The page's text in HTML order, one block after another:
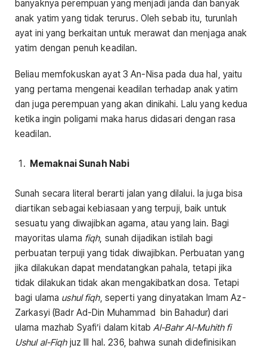
banyaknya perempuan yang menjadi janda dan banyak
anak yatim yang tidak terurus. Oleh sebab itu, turunlah
ayat ini yang berkaitan untuk merawat dan menjaga anak
yatim dengan penuh keadilan.
Beliau memfokuskan ayat 3 An-Nisa pada dua hal, yaitu
yang pertama mengenai keadilan terhadap anak yatim
dan juga perempuan yang akan dinikahi. Lalu yang kedua
ketika ingin poligami maka harus didasari dengan rasa
keadilan.
Memaknai Sunah Nabi
Sunah secara literal berarti jalan yang dilalui. Ia juga bisa
diartikan sebagai kebiasaan yang terpuji, baik untuk
sesuatu yang diwajibkan agama, atau yang lain. Bagi
mayoritas ulama fiqh, sunah dijadikan istilah bagi
perbuatan terpuji yang tidak diwajibkan. Perbuatan yang
jika dilakukan dapat mendatangkan pahala, tetapi jika
tidak dilakukan tidak akan mengakibatkan dosa. Tetapi
bagi ulama ushul fiqh, seperti yang dinyatakan Imam Az-
Zarkasyi (Badr Ad-Din Muhammad bin Bahadur) dari
ulama mazhab Syafi’i dalam kitabAl-Bahr Al-Muhith fi
Ushul al-Fiqhjuz III hal. 236, bahwa sunah didefinisikan